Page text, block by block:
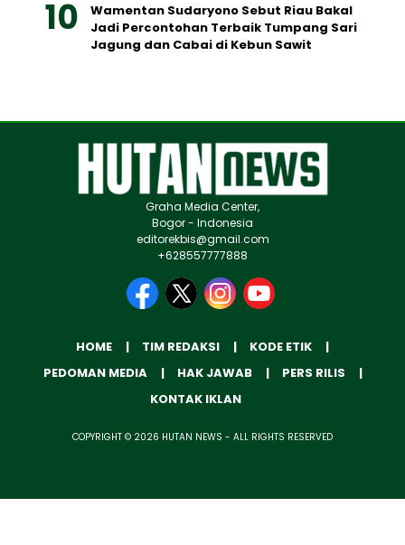
Wamentan Sudaryono Sebut Riau Bakal
Jadi Percontohan Terbaik Tumpang Sari
Jagung dan Cabai di Kebun Sawit
Graha Media Center,
Bogor - Indonesia
editorekbis@gmail.com
+628557777888
HOME TIM REDAKSI
KODE ETIK
PEDOMAN MEDIA
HAK JAWAB
PERS RILIS
KONTAK IKLAN
COPYRIGHT © 2026 HUTAN NEWS - ALL RIGHTS RESERVED